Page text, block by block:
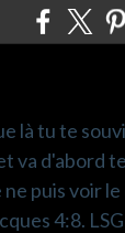
là tu te
va d'abord
puis voir
4:8. LSG